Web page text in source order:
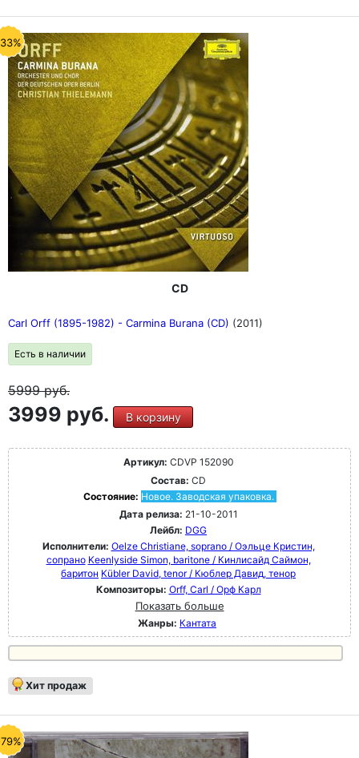
CD
Carl Orff (1895-1982) - Carmina Burana (CD) (2011)
Есть в наличии
5999руб.
3999 руб. В корзину
Артикул: CDVP 152090
Состав: CD
Состояние: Новое. Заводская упаковка.
Дата релиза: 21-10-2011
Лейбл: DGG
Исполнители: Oelze Christiane, soprano / Оэльце Кристин,
сопрано Keenlyside Simon, baritone / Кинлисайд Саймон,
баритон Kübler David, tenor / Кюблер Давид, тенор
Композиторы: Orff, Carl / Орф Карл
Показать больше
Жанры: Кантата
Хит продаж